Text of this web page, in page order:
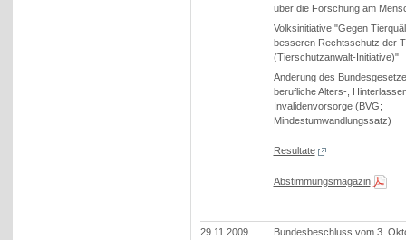
über die Forschung am
Volksinitiative "Gegen
besseren Rechtsschutz der
(Tierschutzanwalt-Initiative)"
Änderung des
berufliche Alters-,
Invalidenvorsorge (BVG;
Mindestumwandlungssatz)
Resultate
Abstimmungsmagazin
29.11.2009
Bundesbeschluss vom 3.